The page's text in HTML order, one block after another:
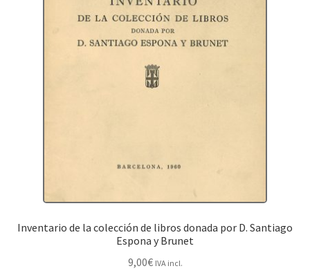
Inventario de la colección de libros donada por D. Santiago
Espona y Brunet
9,00€ IVA incl.